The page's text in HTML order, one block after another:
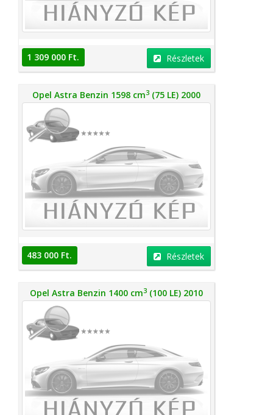
1 309 000 Ft. Részletek
Opel Astra Benzin 1598 cm3 (75 LE) 2000
483 000 Ft. Részletek
Opel Astra Benzin 1400 cm3 (100 LE) 2010